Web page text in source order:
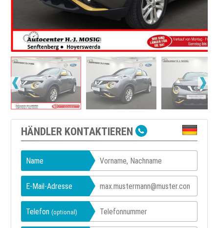
HÄNDLER KONTAKTIEREN
Name
E-Mail-Adresse
Telefon(optional)